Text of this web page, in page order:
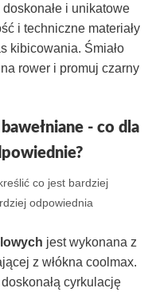
i unikatowe
i techniczne materiały
kibicowania. Śmiało
rower i promuj czarny
- co dla
co jest bardziej
odpowiednia
jest wykonana z
z włókna coolmax.
cyrkulację